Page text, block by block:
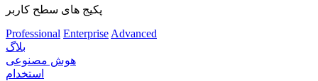
پکیج های سطح کاربر
Professional EnterpriseAdvanced
بلاگ
هوش مصنوعی
استخدام